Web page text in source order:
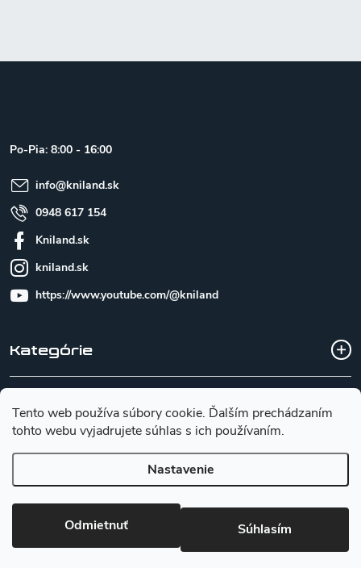
Tento web používa súbory cookie. Ďalším prechádzaním
tohto webu vyjadrujete súhlas s ich používaním.
Nastavenie
Odmietnuť Súhlasím
Po-Pia: 8:00 - 16:00
info@kniland.sk
0948 617 154
Kniland.sk
kniland.sk
https://www.youtube.com/@kniland
Kategórie
Základné informácie pre výber noža
Vytvoril Shoptet
. Všetky práva vyhradené.